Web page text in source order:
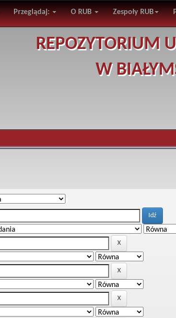
Przeglądaj: O RUB Zespoły RUB
REPOZYTORIUM
W